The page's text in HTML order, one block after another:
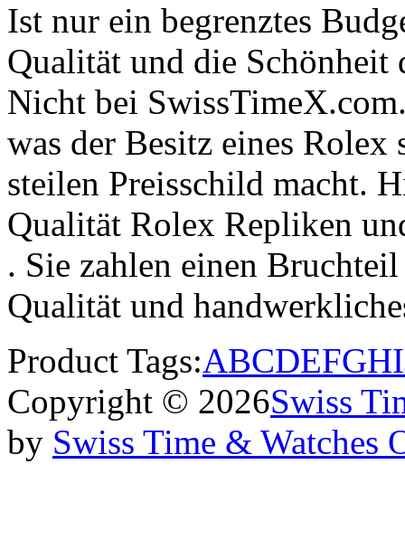
Ist nur ein begrenztes
Qualität und die Schönheit
Nicht bei
was der Besitz eines Rolex
steilen Preisschild macht.
Qualität Rolex Repliken
. Sie zahlen einen
Qualität und
Product Tags:ABCDEFGHI
Copyright © 2026Swiss
by Swiss Time & Watches